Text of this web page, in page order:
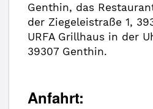
Genthin, das
der Ziegeleistraße 1,
URFA Grillhaus in der
39307 Genthin.
Anfahrt: